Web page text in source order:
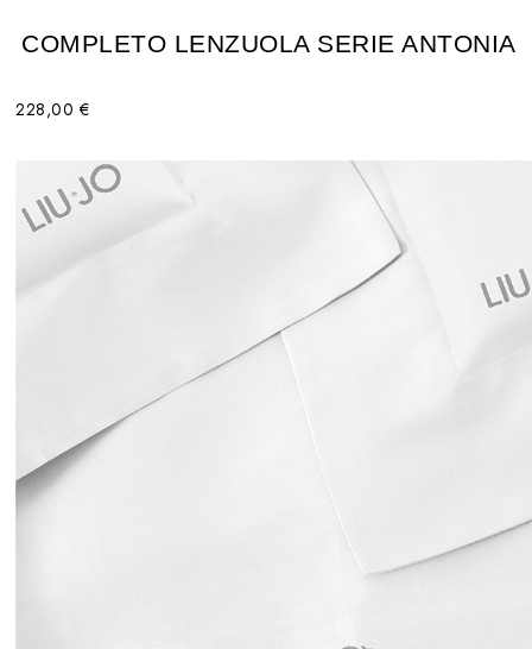
COMPLETO LENZUOLA SERIE ANTONIA
228,00 €